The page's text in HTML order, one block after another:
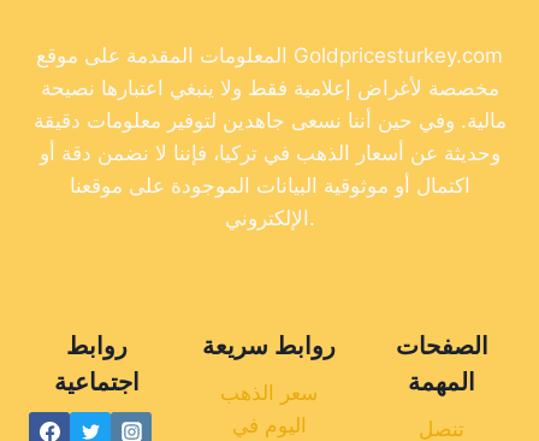
المعلومات المقدمة على موقع Goldpricesturkey.com
مخصصة لأغراض إعلامية فقط ولا ينبغي اعتبارها نصيحة
مالية. وفي حين أننا نسعى جاهدين لتوفير معلومات دقيقة
وحديثة عن أسعار الذهب في تركيا، فإننا لا نضمن دقة أو
اكتمال أو موثوقية البيانات الموجودة على موقعنا
الإلكتروني.
روابط
اجتماعية
روابط سريعة
سعر الذهب
اليوم في
الصفحات
المهمة
تنصل